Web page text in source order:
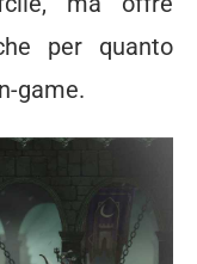
per quanto
game.